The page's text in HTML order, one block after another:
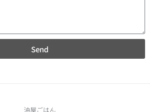
Send
油屋ごはん